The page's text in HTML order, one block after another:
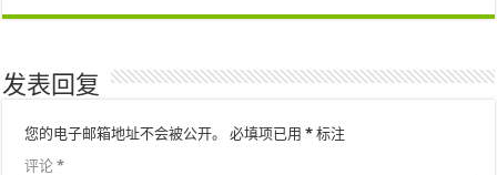
发表回复
您的电子邮箱地址不会被公开。 必填项已用* 标注
评论*